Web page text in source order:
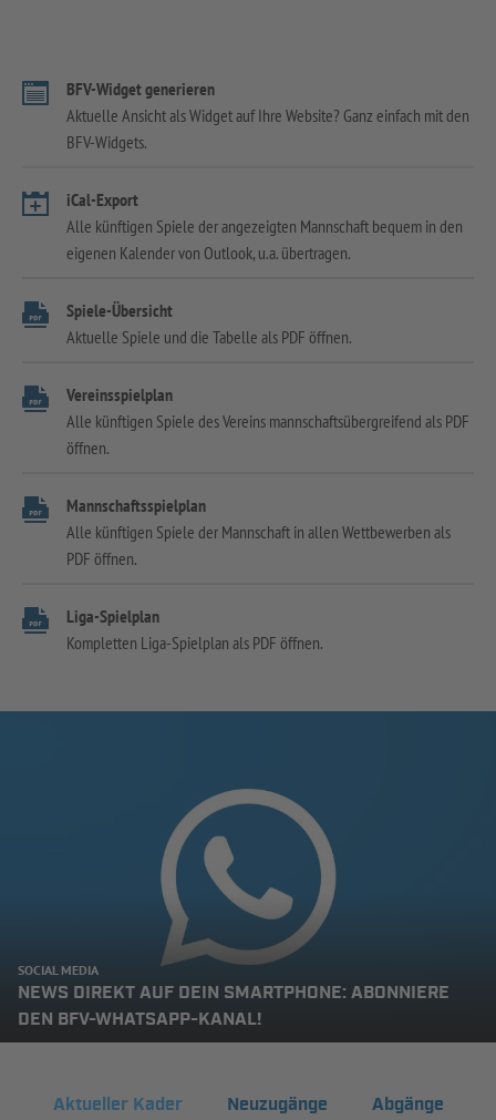
BFV-Widget generieren
Aktuelle Ansicht als Widget auf Ihre Website? Ganz einfach mit den
BFV-Widgets.
iCal-Export
Alle künftigen Spiele der angezeigten Mannschaft bequem in den
eigenen Kalender von Outlook, u.a. übertragen.
Spiele-Übersicht
Aktuelle Spiele und die Tabelle als PDF öffnen.
Vereinsspielplan
Alle künftigen Spiele des Vereins mannschaftsübergreifend als PDF
öffnen.
Mannschaftsspielplan
Alle künftigen Spiele der Mannschaft in allen Wettbewerben als
PDF öffnen.
Liga-Spielplan
Kompletten Liga-Spielplan als PDF öffnen.
SOCIAL MEDIA
NEWS DIREKT AUF DEIN SMARTPHONE: ABONNIERE
DEN BFV-WHATSAPP-KANAL!
Aktueller Kader Neuzugänge Abgänge